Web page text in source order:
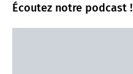
Écoutez notre podcast !